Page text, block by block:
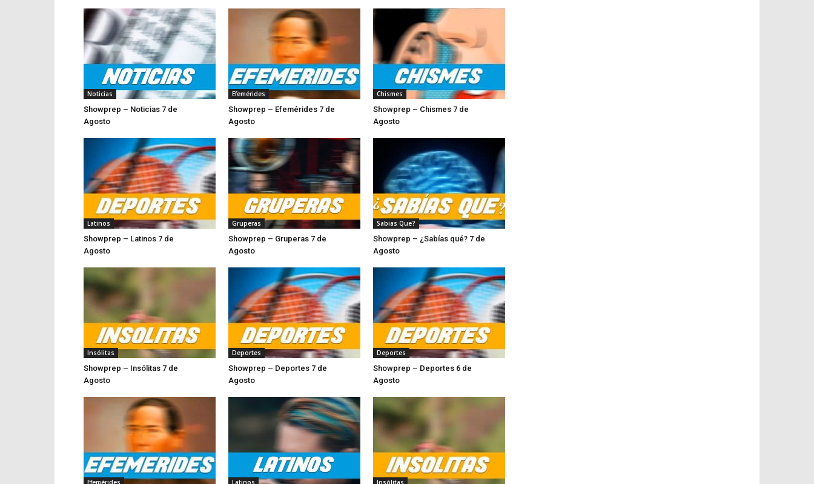
Noticias
Showprep – Noticias 7 de
Agosto
Efemérides
Showprep – Efemérides 7 de
Agosto
Chismes
Showprep – Chismes 7 de
Agosto
Latinos
Showprep – Latinos 7 de
Agosto
Gruperas
Showprep – Gruperas 7 de
Agosto
Sabias Que?
Showprep – ¿Sabías qué? 7 de
Agosto
Insólitas
Showprep – Insólitas 7 de
Agosto
Deportes
Showprep – Deportes 7 de
Agosto
Deportes
Showprep – Deportes 6 de
Agosto
Efemérides Latinos Insólitas